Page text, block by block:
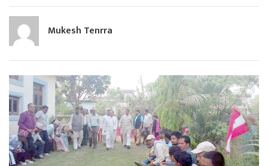
Mukesh Tenrra